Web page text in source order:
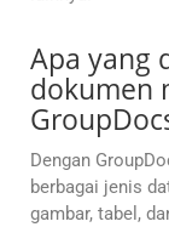
Apa yang
dokumen
Dengan
berbagai jenis
gambar, tabel,